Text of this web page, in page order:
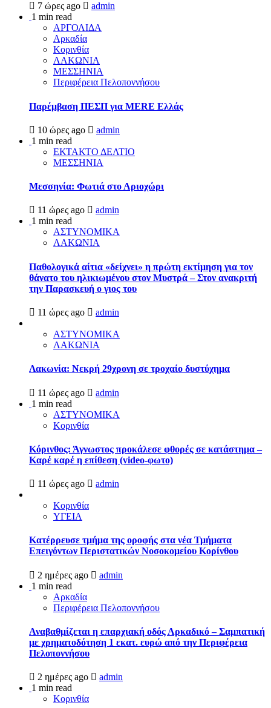
7 ώρες ago
admin
1 min read
ΑΡΓΟΛΙΔΑ
Αρκαδία
Κορινθία
ΛΑΚΩΝΙΑ
ΜΕΣΣΗΝΙΑ
Περιφέρεια Πελοποννήσου
Παρέμβαση ΠΕΣΠ για MERE Ελλάς
10 ώρες ago
admin
1 min read
ΕΚΤΑΚΤΟ ΔΕΛΤΙΟ
ΜΕΣΣΗΝΙΑ
Μεσσηνία: Φωτιά στο Αριοχώρι
11 ώρες ago
admin
1 min read
ΑΣΤΥΝΟΜΙΚΑ
ΛΑΚΩΝΙΑ
Παθολογικά αίτια «δείχνει» η πρώτη εκτίμηση για τον
θάνατο του ηλικιωμένου στον Μυστρά – Στον ανακριτή
την Παρασκευή ο γιος του
11 ώρες ago admin
ΑΣΤΥΝΟΜΙΚΑ
ΛΑΚΩΝΙΑ
Λακωνία: Νεκρή 29χρονη σε τροχαίο δυστύχημα
11 ώρες ago
admin
1 min read
ΑΣΤΥΝΟΜΙΚΑ
Κορινθία
Κόρινθος: Άγνωστος προκάλεσε φθορές σε κατάστημα –
Καρέ καρέ η επίθεση (video-φωτο)
11 ώρες ago admin
Κορινθία
ΥΓΕΙΑ
Kατέρρευσε τμήμα της οροφής στα νέα Τμήματα
Επειγόντων Περιστατικών Νοσοκομείου Κορίνθου
2 ημέρες ago
admin
1 min read
Αρκαδία
Περιφέρεια Πελοποννήσου
Αναβαθμίζεται η επαρχιακή οδός Αρκαδικό – Σαμπατική
με χρηματοδότηση 1 εκατ. ευρώ από την Περιφέρεια
Πελοποννήσου
2 ημέρες ago
admin
1 min read
Κορινθία